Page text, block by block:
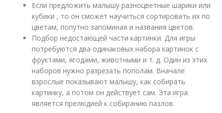
Если предложить малышу разноцветные шарики или
кубики , то он сможет научиться сортировать их по
цветам, попутно запоминая и названия цветов.
Подбор недостающей части картинки. Для игры
потребуются два одинаковых набора картинок с
фруктами, ягодами, животными и т. д. Один из этих
наборов нужно разрезать пополам. Вначале
взрослые показывают малышу, как собирать
картинку, а потом он действует сам. Эта игра
является прелюдией к собиранию пазлов.